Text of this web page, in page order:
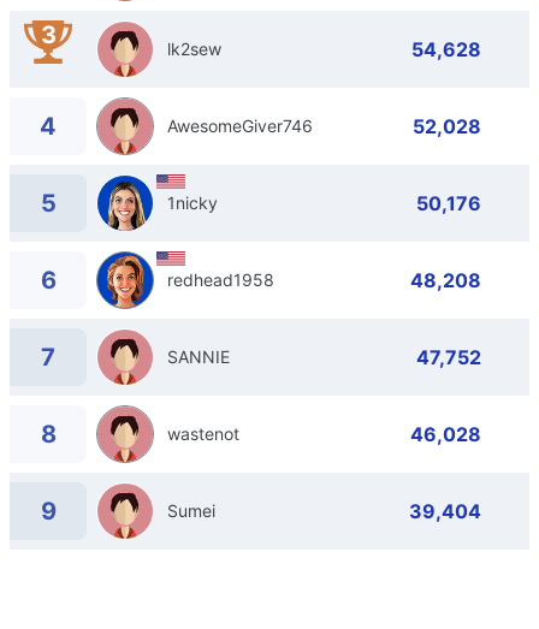
3 lk2sew 54,628
4 AwesomeGiver746 52,028
5 1nicky 50,176
6 redhead1958 48,208
7 SANNIE 47,752
8 wastenot 46,028
9 Sumei 39,404